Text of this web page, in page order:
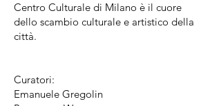
Centro Culturale di Milano è il cuore
dello scambio culturale e artistico della
città.
Curatori:
Emanuele Gregolin